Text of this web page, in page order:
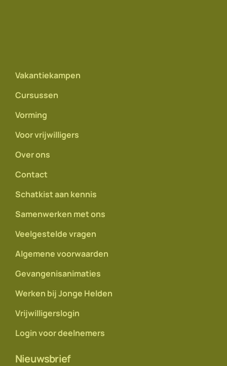
Vakantiekampen
Cursussen
Vorming
Voor vrijwilligers
Over ons
Contact
Schatkist aan kennis
Samenwerken met ons
Veelgestelde vragen
Algemene voorwaarden
Gevangenisanimaties
Werken bij Jonge Helden
Vrijwilligerslogin
Login voor deelnemers
Nieuwsbrief